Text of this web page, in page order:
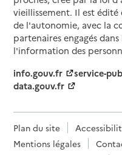
vieillissement. Il est
de l'autonomie, avec la
partenaires engagés
l'information des
info.gouv.fr
service-
data.gouv.fr
Plan du site
Mentions légales